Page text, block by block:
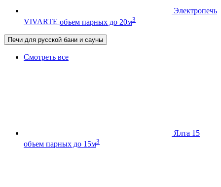
Электропечь
VIVARTE объем парных до 20м3
Печи для русской бани и сауны
Смотреть все
Ялта 15
объем парных до 15м3